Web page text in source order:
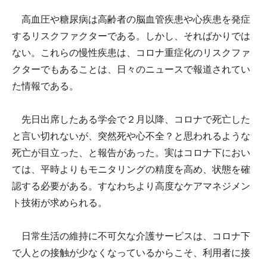
高血圧や糖尿病は高齢者の脳血管疾患や心疾患を発症
するリスクファクターである。しかし、そればかりでは
ない。これらの慢性疾患は、コロナ重症化のリスクファ
クターでもあることは、日々のニュースで報道されてい
た情報である。
先日出席したある学会で２月以降、コロナで死亡した
と言い切れないが、突然死や心不全？と思われるような
死亡が目立った、と報告があった。実はコロナ下におい
ては、平時よりもモニタリングの精度を高め、状態を確
認する必要がある。すなわちより高度なケアマネジメン
ト技術が求められる。
日常生活の維持に不可欠な介護サービスは、コロナ下
で人との接触が少なくなっているからこそ、利用者に接